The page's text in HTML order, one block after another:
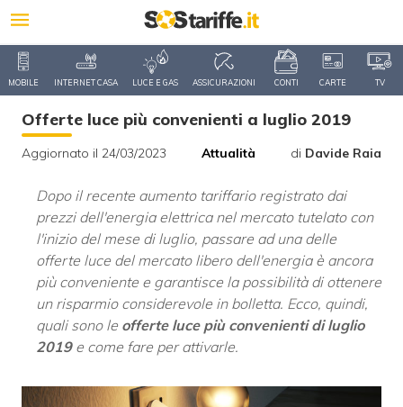
MOBILE INTERNET CASA LUCE E GAS ASSICURAZIONI CONTI CARTE TV
Offerte luce più convenienti a luglio 2019
Aggiornato il 24/03/2023 Attualità di Davide Raia
Dopo il recente aumento tariffario registrato dai
prezzi dell'energia elettrica nel mercato tutelato con
l'inizio del mese di luglio, passare ad una delle
offerte luce del mercato libero dell'energia è ancora
più conveniente e garantisce la possibilità di ottenere
un risparmio considerevole in bolletta. Ecco, quindi,
quali sono le offerte luce più convenienti di luglio
2019e come fare per attivarle.